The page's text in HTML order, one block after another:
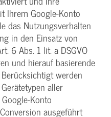
Ihrem Google-Konto
das Nutzungsverhalten
in den Einsatz von
6 Abs. 1 lit. a DSGVO
und hierauf basierende
werden
aller
Konto
ausgeführt